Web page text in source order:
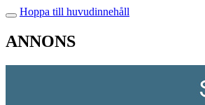
Hoppa till huvudinnehåll
ANNONS